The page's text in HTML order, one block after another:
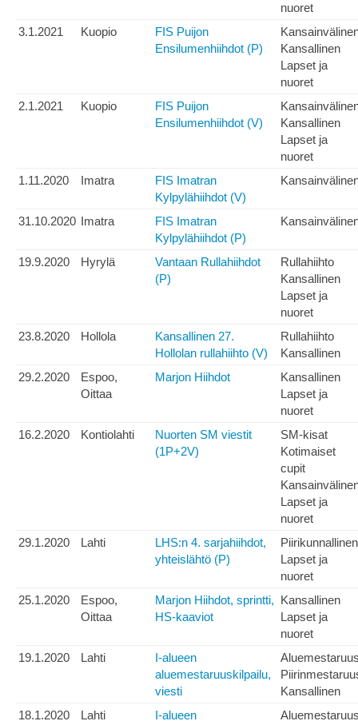
nuoret
3.1.2021
Kuopio
FIS Puijon
Ensilumenhiihdot (P)
Kansallinen
Lapset ja
nuoret
2.1.2021
Kuopio
FIS Puijon
Ensilumenhiihdot (V)
Kansallinen
Lapset ja
nuoret
1.11.2020
Imatra
FIS Imatran
Kylpylähiihdot (V)
31.10.2020 Imatra
FIS Imatran
Kylpylähiihdot (P)
19.9.2020 Hyrylä
Vantaan Rullahiihdot
(P)
Rullahiihto
Kansallinen
Lapset ja
nuoret
23.8.2020
Hollola
Kansallinen 27.
Hollolan rullahiihto (V)
Rullahiihto
Kansallinen
29.2.2020
Espoo,
Oittaa
Marjon Hiihdot
Kansallinen
Lapset ja
nuoret
16.2.2020
Kontiolahti
Nuorten SM viestit
(1P+2V)
SM-kisat
Kotimaiset
cupit
Lapset ja
nuoret
29.1.2020
Lahti
LHS:n 4. sarjahiihdot,
yhteislähtö (P)
Piirikunnallinen
Lapset ja
nuoret
25.1.2020
Espoo,
Oittaa
Marjon Hiihdot, sprintti,
HS-kaaviot
Kansallinen
Lapset ja
nuoret
19.1.2020
Lahti
I-alueen
aluemestaruuskilpailu,
viesti
Kansallinen
18.1.2020
Lahti I-alueen